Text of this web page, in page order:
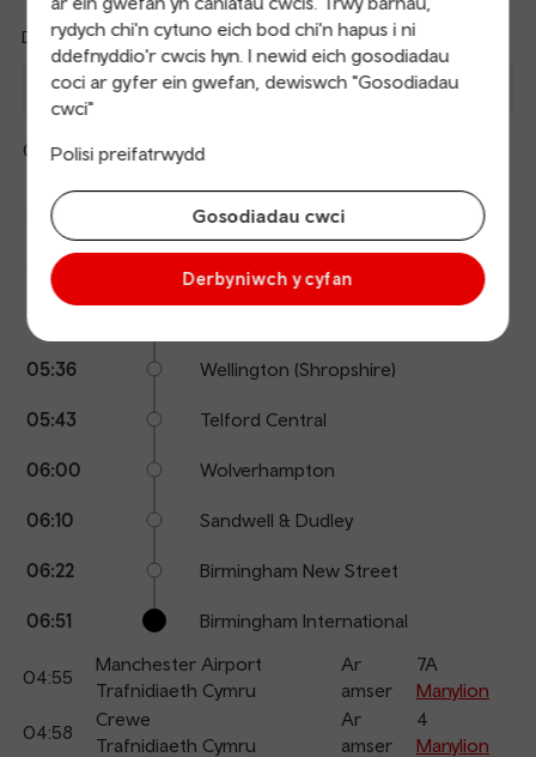
rydych chi'n cytuno eich bod chi'n hapus i ni
ddefnyddio'r cwcis hyn. I newid eich gosodiadau
coci ar gyfer ein gwefan, dewiswch "Gosodiadau
cwci"
Polisi preifatrwydd
Gosodiadau cwci
Derbyniwch y cyfan
Diweddaredig: 08/08/2026 04:06:59
Gadael I
Disgwyl
Platfform
04:21
Trafnidiaeth Cymru
Calling
points
Arrival
time
name
04:21 Caer
04:44 Crewe
05:18
05:36 Wellington (Shropshire)
05:43 Telford Central
06:00 Wolverhampton
06:10 Sandwell & Dudley
06:22 Birmingham New Street
06:51 Birmingham International
04:55
Manchester Airport
Trafnidiaeth Cymru
Ar
amser
7A
Manylion
04:58
Crewe
Trafnidiaeth Cymru
Ar
amser
4
Manylion